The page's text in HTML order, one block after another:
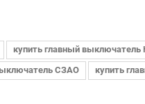
купить главный
СЗАО
купить